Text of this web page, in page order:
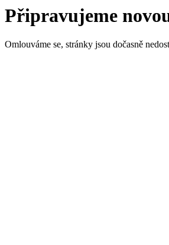
Připravujeme
Omlouváme se, stránky jsou dočasně